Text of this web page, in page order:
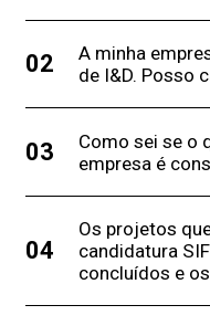
A minha
de I&D. Posso
Como sei se o
empresa é
Os projetos
candidatura
concluídos e